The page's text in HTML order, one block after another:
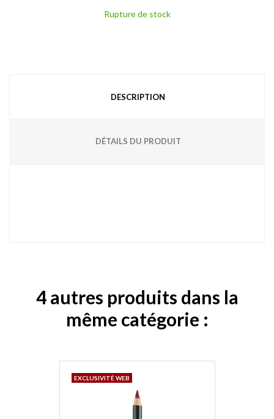
Rupture de stock
DESCRIPTION
DÉTAILS DU PRODUIT
4 autres produits dans la
même catégorie :
EXCLUSIVITÉ WEB